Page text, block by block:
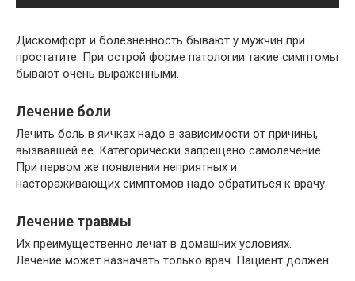
Дискомфорт и болезненность бывают у мужчин при
простатите. При острой форме патологии такие симптомы
бывают очень выраженными.
Лечение боли
Лечить боль в яичках надо в зависимости от причины,
вызвавшей ее. Категорически запрещено самолечение.
При первом же появлении неприятных и
настораживающих симптомов надо обратиться к врачу.
Лечение травмы
Их преимущественно лечат в домашних условиях.
Лечение может назначать только врач. Пациент должен: